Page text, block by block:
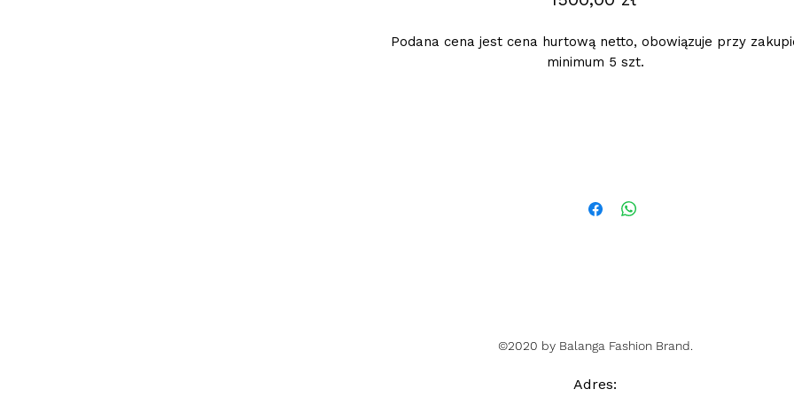
Podana cena jest cena hurtową netto, obowiązuje przy
minimum 5 szt.
©2020 by Balanga Fashion Brand.
Adres: